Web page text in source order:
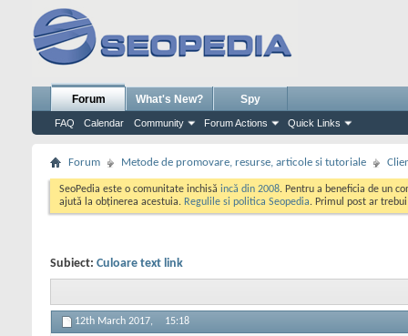
Forum
FAQ Calendar Community Forum Actions Quick Links
What's New? Spy
Forum Metode de promovare, resurse, articole si tutoriale
SeoPedia este o comunitate inchisă incă din 2008. Pentru a beneficia de un
ajută la obținerea acestuia. Regulile si politica Seopedia. Primul post ar
Subiect: Culoare text link
12th March 2017, 15:18